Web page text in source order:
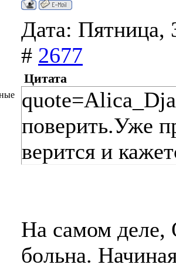
Дата: Пятница,
# 2677
Цитата
поверить.Уже
верится и
На самом деле,
больна.